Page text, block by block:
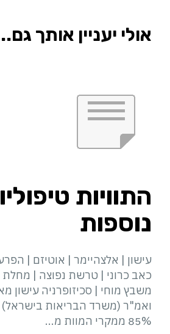
אולי יעניין אותך
התוויות
נוספות
עישון | אלצהיימר | אוטיזם |
כאב כרוני | טרשת נפוצה | מחלת
ואמ"ר (משרד הבריאות בישראל)
85% ממקרי המוות מ...